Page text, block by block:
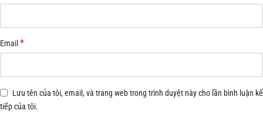
Email*
Lưu tên của tôi, email, và trang web trong trình duyệt này cho lần bình luận kế
tiếp của tôi.